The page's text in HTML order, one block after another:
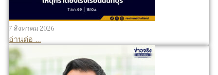
7 สิงหาคม 2026
อ่านต่อ ...